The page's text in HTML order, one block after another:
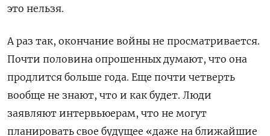
это нельзя.
А раз так, окончание войны не просматривается.
Почти половина опрошенных думают, что она
продлится больше года. Еще почти четверть
вообще не знают, что и как будет. Люди
заявляют интервьюерам, что не могут
планировать свое будущее «даже на ближайшие